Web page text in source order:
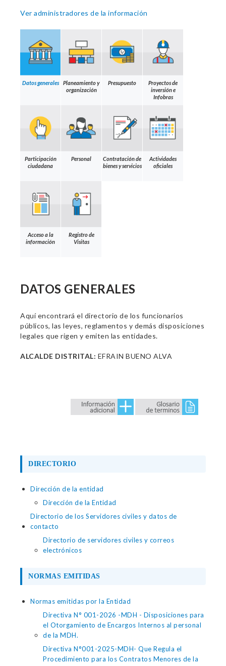
Ver administradores de la información
Datos generales
Planeamiento y
organización
Presupuesto
Proyectos de
inversión e
Infobras
Participación
ciudadana
Personal
Contratación de
bienes y servicios
Actividades
oficiales
Acceso a la
información
Registro de
Visitas
DATOS GENERALES
Aquí encontrará el directorio de los funcionarios
públicos, las leyes, reglamentos y demás disposiciones
legales que rigen y emiten las entidades.
ALCALDE DISTRITAL: EFRAIN BUENO ALVA
DIRECTORIO
Dirección de la entidad
Dirección de la Entidad
Directorio de los Servidores civiles y datos de
contacto
Directorio de servidores civiles y correos
electrónicos
NORMAS EMITIDAS
Normas emitidas por la Entidad
Directiva N° 001-2026 -MDH - Disposiciones para
el Otorgamiento de Encargos Internos al personal
de la MDH.
Directiva N°001-2025-MDH- Que Regula el
Procedimiento para los Contratos Menores de la